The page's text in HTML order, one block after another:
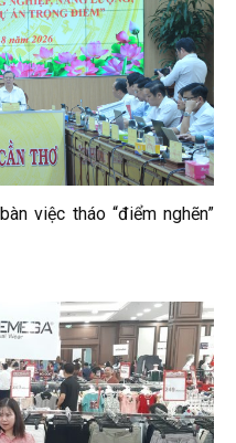
việc tháo “điểm nghẽn”